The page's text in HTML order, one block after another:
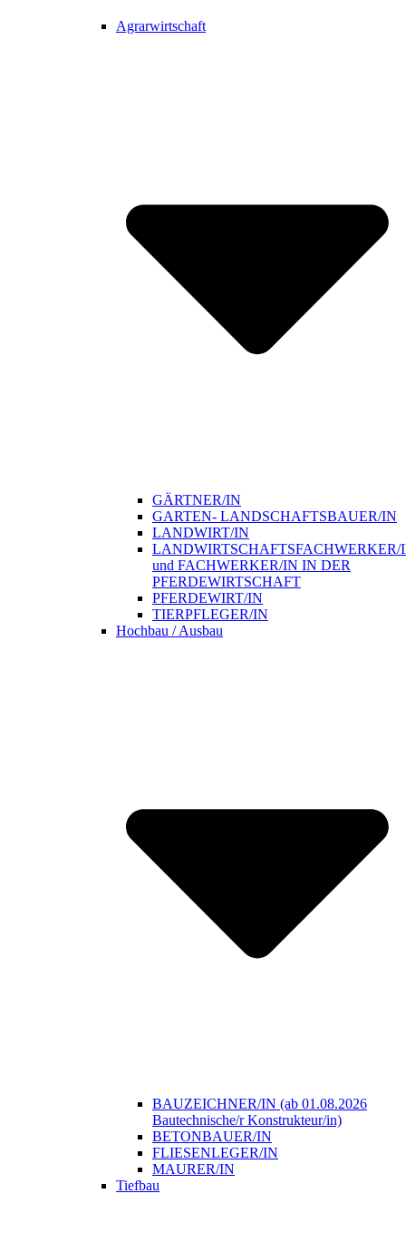
Agrarwirtschaft
GÄRTNER/IN
GARTEN- LANDSCHAFTSBAUER/IN
LANDWIRT/IN
LANDWIRTSCHAFTSFACHWERKER/
und FACHWERKER/IN IN DER
PFERDEWIRTSCHAFT
PFERDEWIRT/IN
TIERPFLEGER/IN
Hochbau / Ausbau
BAUZEICHNER/IN (ab 01.08.2026
Bautechnische/r Konstrukteur/in)
BETONBAUER/IN
FLIESENLEGER/IN
MAURER/IN
Tiefbau